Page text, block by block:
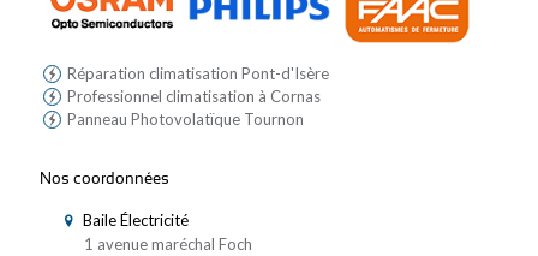
Réparation climatisation Pont-d'Isère
Professionnel climatisation à Cornas
Panneau Photovolatïque Tournon
Nos coordonnées
Baile Électricité
1 avenue maréchal Foch